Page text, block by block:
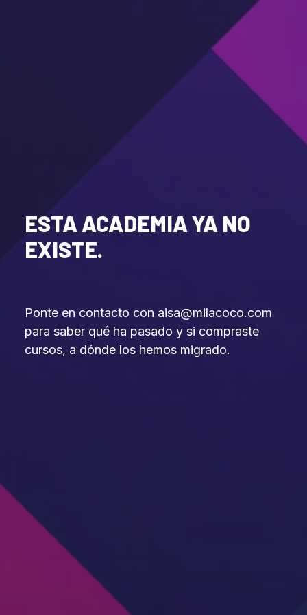
ESTA ACADEMIA YA NO
EXISTE.
Ponte en contacto con aisa@milacoco.com
para saber qué ha pasado y si compraste
cursos, a dónde los hemos migrado.